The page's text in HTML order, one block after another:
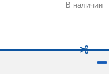
В наличии